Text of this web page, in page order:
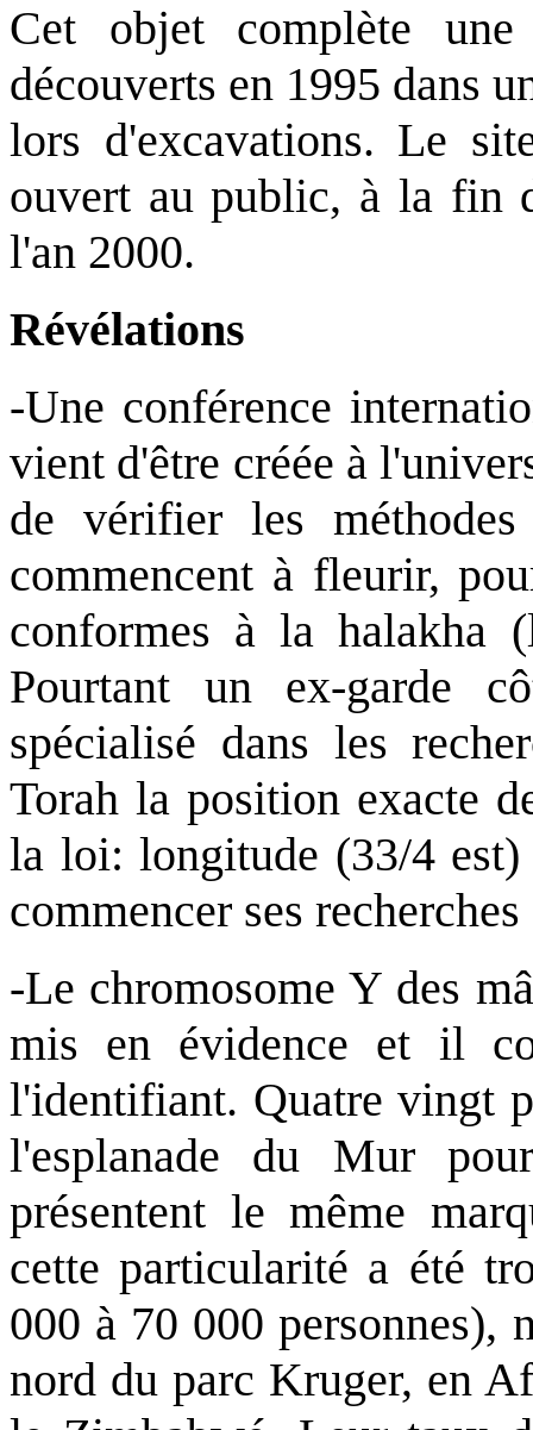
Cet objet complète
découverts en 1995 dans
lors d'excavations. Le
ouvert au public, à la fin
l'an 2000.
Révélations
-Une conférence
vient d'être créée à
de vérifier les
commencent à fleurir,
conformes à la halakha
Pourtant un ex-garde
spécialisé dans les
Torah la position exacte
la loi: longitude (33/4
commencer ses
-Le chromosome Y des
mis en évidence et il
l'identifiant. Quatre vingt
l'esplanade du Mur
présentent le même
cette particularité a été
000 à 70 000 personnes),
nord du parc Kruger, en